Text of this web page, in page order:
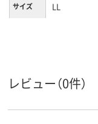
サイズ LL
レビュー（0件）